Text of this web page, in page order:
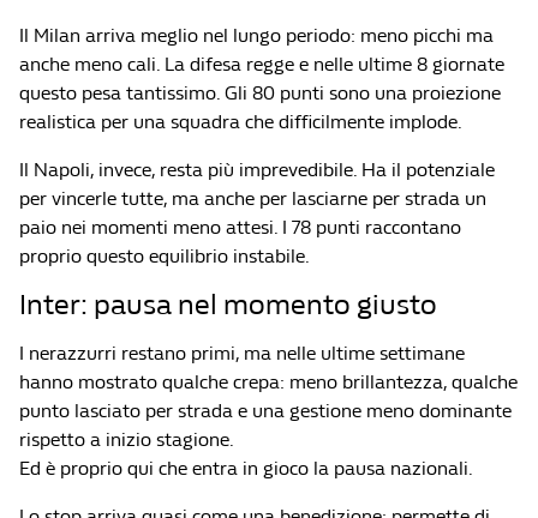
Il Milan arriva meglio nel lungo periodo: meno picchi ma
anche meno cali. La difesa regge e nelle ultime 8 giornate
questo pesa tantissimo. Gli 80 punti sono una proiezione
realistica per una squadra che difficilmente implode.
Il Napoli, invece, resta più imprevedibile. Ha il potenziale
per vincerle tutte, ma anche per lasciarne per strada un
paio nei momenti meno attesi. I 78 punti raccontano
proprio questo equilibrio instabile.
Inter: pausa nel momento giusto
I nerazzurri restano primi, ma nelle ultime settimane
hanno mostrato qualche crepa: meno brillantezza, qualche
punto lasciato per strada e una gestione meno dominante
rispetto a inizio stagione.
Ed è proprio qui che entra in gioco la pausa nazionali.